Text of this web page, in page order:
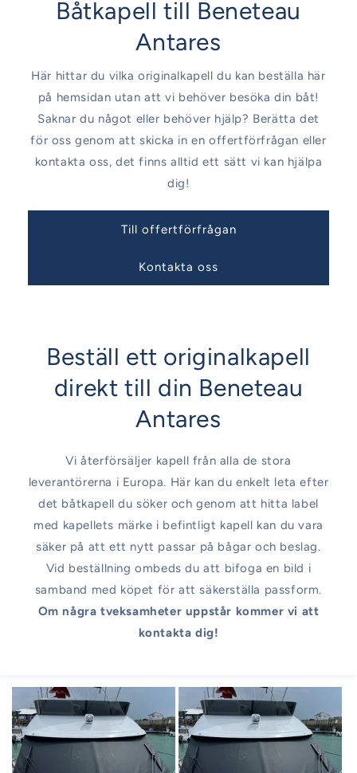
Båtkapell till Beneteau
Antares
Här hittar du vilka originalkapell du kan beställa här
på hemsidan utan att vi behöver besöka din båt!
Saknar du något eller behöver hjälp? Berätta det
för oss genom att skicka in en offertförfrågan eller
kontakta oss, det finns alltid ett sätt vi kan hjälpa
dig!
Till offertförfrågan
Kontakta oss
Beställ ett originalkapell
direkt till din Beneteau
Antares
Vi återförsäljer kapell från alla de stora
leverantörerna i Europa. Här kan du enkelt leta efter
det båtkapell du söker och genom att hitta label
med kapellets märke i befintligt kapell kan du vara
säker på att ett nytt passar på bågar och beslag.
Vid beställning ombeds du att bifoga en bild i
samband med köpet för att säkerställa passform.
Om några tveksamheter uppstår kommer vi att
kontakta dig!